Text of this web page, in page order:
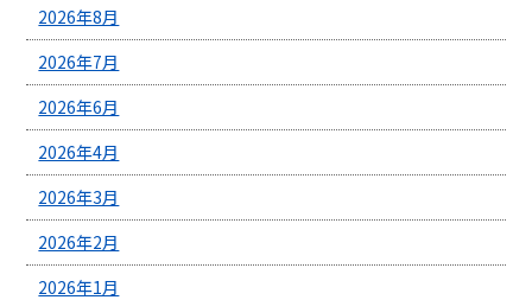
2026年8月
2026年7月
2026年6月
2026年4月
2026年3月
2026年2月
2026年1月